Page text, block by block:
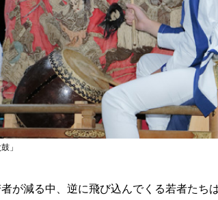
」
が減る中、逆に飛び込んでくる若者たち